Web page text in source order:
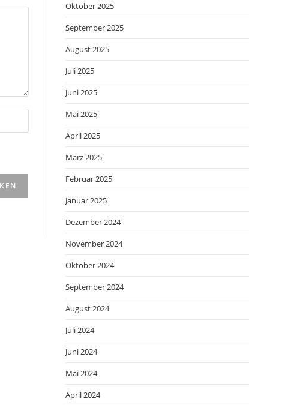
Oktober 2025
September 2025
August 2025
Juli 2025
Juni 2025
Mai 2025
April 2025
März 2025
Februar 2025
Januar 2025
Dezember 2024
November 2024
Oktober 2024
September 2024
August 2024
Juli 2024
Juni 2024
Mai 2024
April 2024